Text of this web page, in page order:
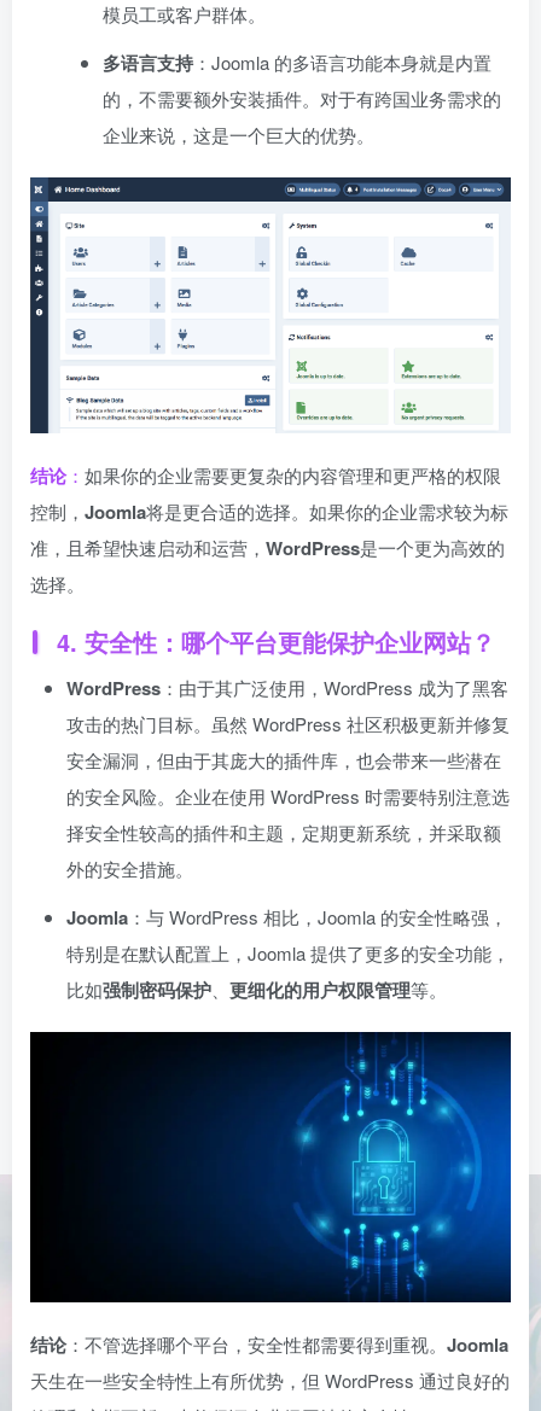
模员工或客户群体。
多语言支持：Joomla 的多语言功能本身就是内置
的，不需要额外安装插件。对于有跨国业务需求的
企业来说，这是一个巨大的优势。
结论： 如果你的企业需要更复杂的内容管理和更严格的权限
控制， Joomla将是更合适的选择。如果你的企业需求较为标
准，且希望快速启动和运营， WordPress是一个更为高效的
选择。
4. 安全性：哪个平台更能保护企业网站？
WordPress ：由于其广泛使用，WordPress 成为了黑客
攻击的热门目标。虽然 WordPress 社区积极更新并修复
安全漏洞，但由于其庞大的插件库，也会带来一些潜在
的安全风险。企业在使用 WordPress 时需要特别注意选
择安全性较高的插件和主题，定期更新系统，并采取额
外的安全措施。
Joomla ：与 WordPress 相比，Joomla 的安全性略强，
特别是在默认配置上，Joomla 提供了更多的安全功能，
比如强制密码保护 更细化的用户权限管理等。
结论：不管选择哪个平台，安全性都需要得到重视。 Joomla
天生在一些安全特性上有所优势，但 WordPress 通过良好的